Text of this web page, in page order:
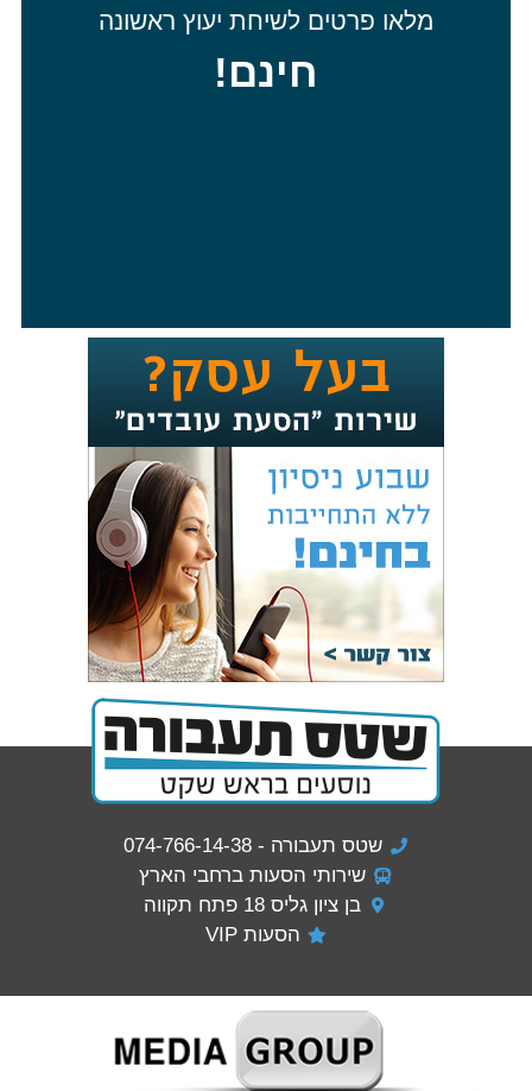
מלאו פרטים לשיחת יעוץ ראשונה
חינם!
שטס תעבורה - 074-766-14-38
שירותי הסעות ברחבי הארץ
בן ציון גליס 18 פתח תקווה
הסעות VIP